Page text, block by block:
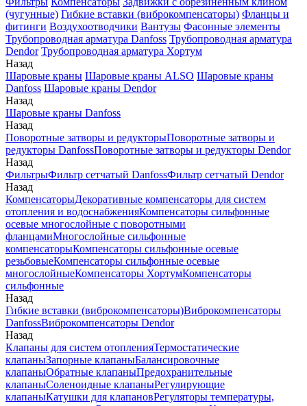
(чугунные) Гибкие вставки (виброкомпенсаторы) Фланцы и
фитинги Воздухоотводчики Вантузы Фасонные элементы
Трубопроводная арматура Danfoss Трубопроводная арматура
Dendor Трубопроводная арматура Хортум
Назад
Шаровые краны Шаровые краны ALSO Шаровые краны
Danfoss Шаровые краны Dendor
Назад
Шаровые краны Danfoss
Назад
Поворотные затворы и редукторыПоворотные затворы и
редукторы DanfossПоворотные затворы и редукторы Dendor
Назад
ФильтрыФильтр сетчатый DanfossФильтр сетчатый Dendor
Назад
КомпенсаторыДекоративные компенсаторы для систем
отопления и водоснабженияКомпенсаторы сильфонные
осевые многослойные с поворотными
фланцамиМногослойные сильфонные
компенсаторыКомпенсаторы сильфонные осевые
резьбовыеКомпенсаторы сильфонные осевые
многослойныеКомпенсаторы ХортумКомпенсаторы
сильфонные
Назад
Гибкие вставки (виброкомпенсаторы)Виброкомпенсаторы
DanfossВиброкомпенсаторы Dendor
Назад
Клапаны для систем отопленияТермостатические
клапаныЗапорные клапаныБалансировочные
клапаныОбратные клапаныПредохранительные
клапаныСоленоидные клапаныРегулирующие
клапаныКатушки для клапановРегуляторы температуры,